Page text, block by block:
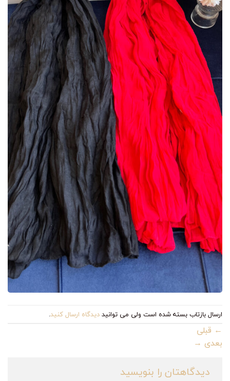
ارسال بازتاب بسته شده است ولی می توانیددیدگاه ارسال کنید.
← قبلی
بعدی →
دیدگاهتان را بنویسید